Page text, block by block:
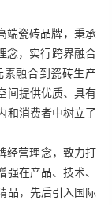
端瓷砖品牌，秉承
念，实行跨界融合
素融合到瓷砖生产
间提供优质、具有
和消费者中树立了
经营理念，致力打
在产品、技术、
品，先后引入国际